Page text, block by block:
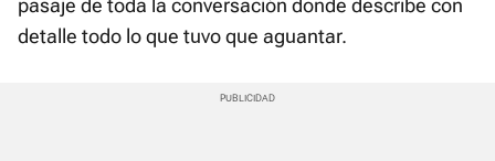
pasaje de toda la conversación donde describe con
detalle todo lo que tuvo que aguantar.